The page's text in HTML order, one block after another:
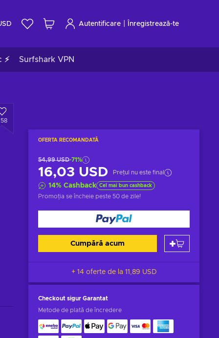
Autentificare Înregistrează-te
Surfshark VPN
OFERTA RECOMANDATĂ
54,99 USD-71%
16,03 USD Prețul nu este final
14% Cashback Cel mai bun cashback
Promoția se încheie peste 50 de zile!
Cumpără acum
+ 14 oferte de la 11,89 USD
Checkout sigur Garantat
Metode de plată de încredere